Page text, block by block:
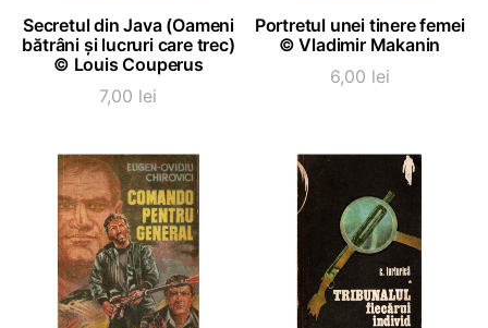
ADAUGĂ ÎN COȘ
Secretul din Java (Oameni
bătrâni și lucruri care trec)
© Louis Couperus
7,00 lei
ADAUGĂ ÎN COȘ
Portretul unei tinere femei
© Vladimir Makanin
6,00 lei